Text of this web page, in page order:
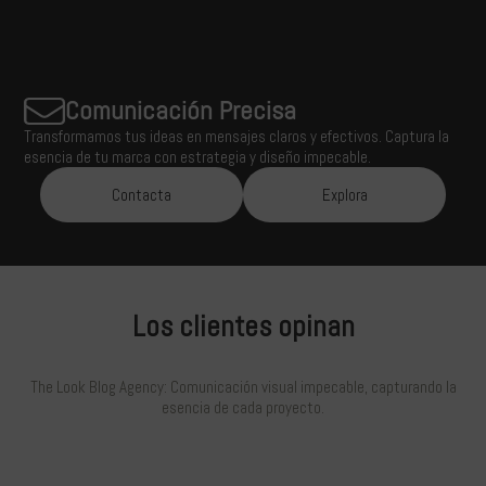
Comunicación Precisa
Transformamos tus ideas en mensajes claros y efectivos. Captura la
esencia de tu marca con estrategia y diseño impecable.
Contacta
Explora
Los clientes opinan
The Look Blog Agency: Comunicación visual impecable, capturando la
esencia de cada proyecto.